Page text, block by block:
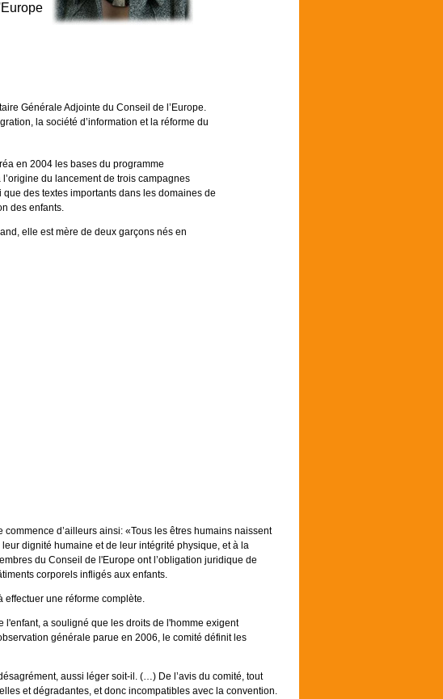
Générale Adjointe du Conseil de l’Europe.
la société d’information et la réforme du
en 2004 les bases du programme
du lancement de trois campagnes
des textes importants dans les domaines de
des enfants.
elle est mère de deux garçons nés en
d’ailleurs ainsi: «Tous les êtres humains naissent
dignité humaine et de leur intégrité physique, et à la
du Conseil de l'Europe ont l’obligation juridique de
corporels infligés aux enfants.
effectuer une réforme complète.
l'enfant, a souligné que les droits de l'homme exigent
générale parue en 2006, le comité définit les
aussi léger soit-il. (…) De l’avis du comité, tout
et dégradantes, et donc incompatibles avec la convention.